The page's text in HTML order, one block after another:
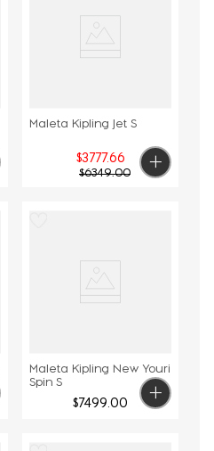
Maleta Kipling Jet S
$3777.66
$6349.00
Maleta Kipling New Youri
Spin S
$7499.00